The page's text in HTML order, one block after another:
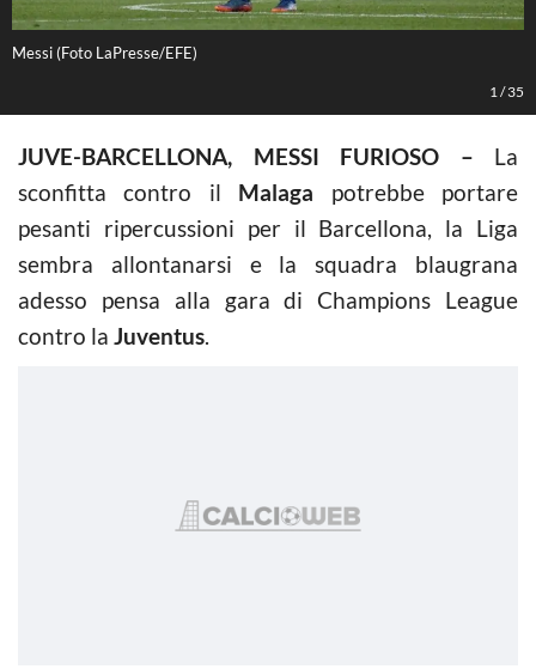
Messi (Foto LaPresse/EFE)
1 /35
JUVE-BARCELLONA, MESSI FURIOSO – La
sconfitta contro il Malaga potrebbe portare
pesanti ripercussioni per il Barcellona, la Liga
sembra allontanarsi e la squadra blaugrana
adesso pensa alla gara di Champions League
contro la Juventus.